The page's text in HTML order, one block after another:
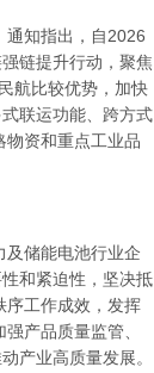
知指出，自2026
链提升行动，聚焦
航比较优势，加快
联运功能、跨方式
物资和重点工业品
储能电池行业企
和紧迫性，坚决抵
序工作成效，发挥
产品质量监管、
产业高质量发展。